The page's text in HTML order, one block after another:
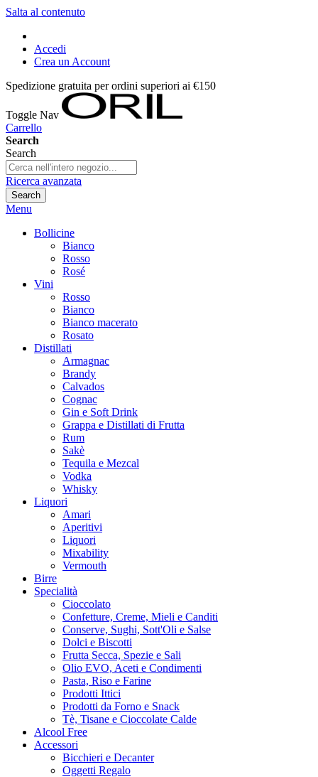
Salta al contenuto
Accedi
Crea un Account
Spedizione gratuita per ordini superiori ai €150
Toggle Nav
Carrello
Search
Search
Ricerca avanzata
Search
Menu
Bollicine
Bianco
Rosso
Rosé
Vini
Rosso
Bianco
Bianco macerato
Rosato
Distillati
Armagnac
Brandy
Calvados
Cognac
Gin e Soft Drink
Grappa e Distillati di Frutta
Rum
Sakè
Tequila e Mezcal
Vodka
Whisky
Liquori
Amari
Aperitivi
Liquori
Mixability
Vermouth
Birre
Specialità
Cioccolato
Confetture, Creme, Mieli e Canditi
Conserve, Sughi, Sott'Oli e Salse
Dolci e Biscotti
Frutta Secca, Spezie e Sali
Olio EVO, Aceti e Condimenti
Pasta, Riso e Farine
Prodotti Ittici
Prodotti da Forno e Snack
Tè, Tisane e Cioccolate Calde
Alcool Free
Accessori
Bicchieri e Decanter
Oggetti Regalo